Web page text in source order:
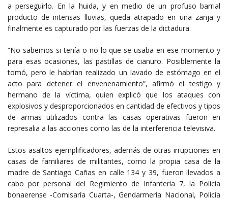
a perseguirlo. En la huida, y en medio de un profuso barrial
producto de intensas lluvias, queda atrapado en una zanja y
finalmente es capturado por las fuerzas de la dictadura.
“No sabemos si tenía o no lo que se usaba en ese momento y
para esas ocasiones, las pastillas de cianuro. Posiblemente la
tomó, pero le habrían realizado un lavado de estómago en el
acto para detener el envenenamiento”, afirmó el testigo y
hermano de la víctima, quien explicó que los ataques con
explosivos y desproporcionados en cantidad de efectivos y tipos
de armas utilizados contra las casas operativas fueron en
represalia a las acciones como las de la interferencia televisiva.
Estos asaltos ejemplificadores, además de otras irrupciones en
casas de familiares de militantes, como la propia casa de la
madre de Santiago Cañas en calle 134 y 39, fueron llevados a
cabo por personal del Regimiento de Infantería 7, la Policía
bonaerense -Comisaría Cuarta-, Gendarmería Nacional, Policía